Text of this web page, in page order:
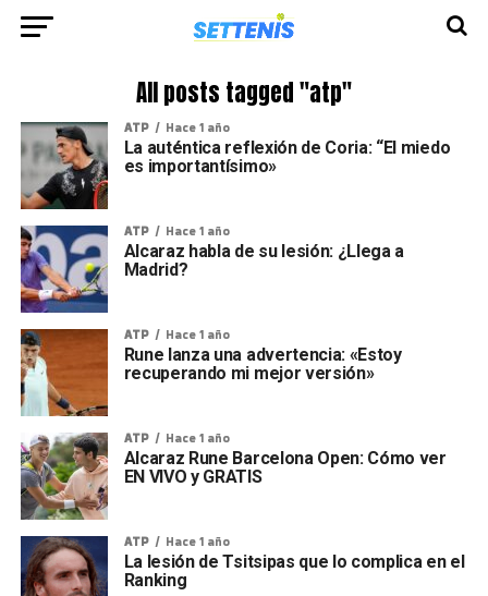
All posts tagged "atp"
ATP Hace 1 año
La auténtica reflexión de Coria: “El miedo
es importantísimo»
ATP Hace 1 año
Alcaraz habla de su lesión: ¿Llega a
Madrid?
ATP Hace 1 año
Rune lanza una advertencia: «Estoy
recuperando mi mejor versión»
ATP Hace 1 año
Alcaraz Rune Barcelona Open: Cómo ver
EN VIVO y GRATIS
ATP Hace 1 año
La lesión de Tsitsipas que lo complica en el
Ranking